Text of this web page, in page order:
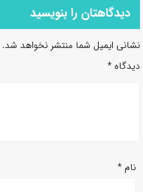
دیدگاهتان را بنویسید
نشانی ایمیل شما منتشر نخواهد شد.
دیدگاه *
نام*